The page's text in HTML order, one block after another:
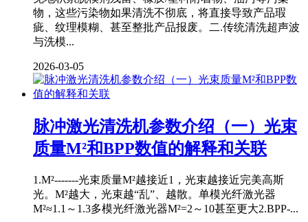
物，这些污染物如果清洗不彻底，将直接导致产品瑕
疵、纹理模糊、甚至整批产品报废。二.传统清洗超声波
与洗模...
2026-03-05
脉冲激光清洗机参数介绍（一）光束
质量M²和BPP数值的解释和关联
1.M²-------光束质量M²越接近1，光束越接近完美高斯
光。M²越大，光束越“乱”、越散。单模光纤激光器
M²≈1.1～1.3多模光纤激光器M²=2～10甚至更大2.BPP-...